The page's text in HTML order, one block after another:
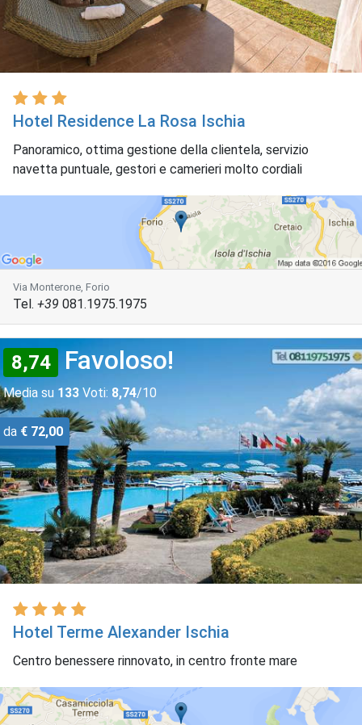
Hotel Residence La Rosa Ischia
Panoramico, ottima gestione della clientela, servizio
navetta puntuale, gestori e camerieri molto cordiali
Via Monterone, Forio
Tel. +39 081.1975.1975
8,74 Favoloso!
Media su 133 Voti: 8,74/10
da € 72,00
Hotel Terme Alexander Ischia
Centro benessere rinnovato, in centro fronte mare